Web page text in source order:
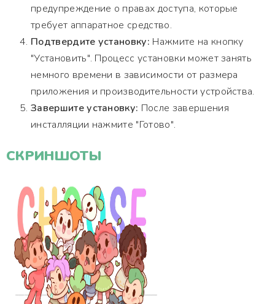
предупреждение о правах доступа, которые
требует аппаратное средство.
Подтвердите установку: Нажмите на кнопку
"Установить". Процесс установки может занять
немного времени в зависимости от размера
приложения и производительности устройства.
Завершите установку: После завершения
инсталляции нажмите "Готово".
СКРИНШОТЫ